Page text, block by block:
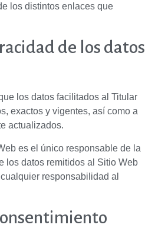
los distintos enlaces que
de los datos
los datos facilitados al Titular
exactos y vigentes, así como a
actualizados.
es el único responsable de la
los datos remitidos al Sitio Web
responsabilidad al